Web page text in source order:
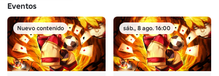
Eventos
Nuevo contenido sáb., 8 ago. 16:00